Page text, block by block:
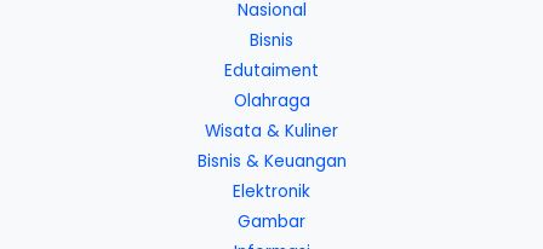
Nasional
Bisnis
Edutaiment
Olahraga
Wisata & Kuliner
Bisnis & Keuangan
Elektronik
Gambar